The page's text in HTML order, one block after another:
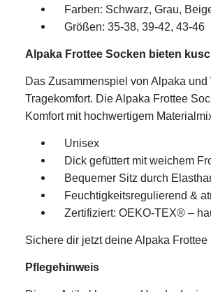
Farben: Schwarz, Grau,
Größen: 35-38, 39-42, 43-46
Alpaka Frottee Socken bieten
Das Zusammenspiel von Alpaka
Tragekomfort. Die Alpaka Frottee
Komfort mit hochwertigem
Unisex
Dick gefüttert mit weichem
Bequemer Sitz durch
Feuchtigkeitsregulierend &
Zertifiziert: OEKO-TEX® –
Sichere dir jetzt deine Alpaka Frottee
Pflegehinweis